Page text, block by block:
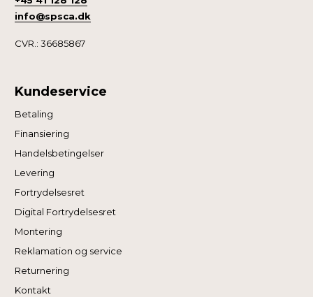
info@spsca.dk
CVR.: 36685867
Kundeservice
Betaling
Finansiering
Handelsbetingelser
Levering
Fortrydelsesret
Digital Fortrydelsesret
Montering
Reklamation og service
Returnering
Kontakt